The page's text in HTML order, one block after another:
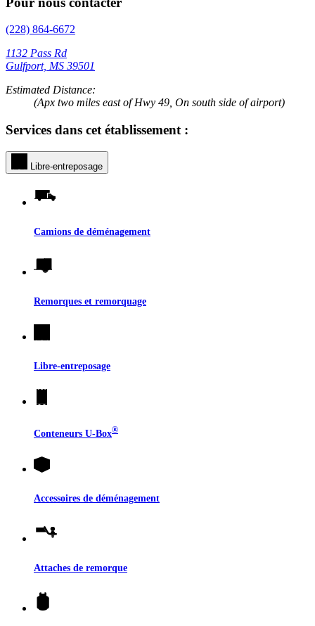
(228) 864-6672
1132 Pass Rd
Gulfport, MS 39501
Estimated Distance:
(Apx two miles east of Hwy 49, On south side of airport)
Services dans cet établissement :
Libre-entreposage
Camions de déménagement
Remorques et remorquage
Libre-entreposage
Conteneurs U-Box®
Accessoires de déménagement
Attaches de remorque